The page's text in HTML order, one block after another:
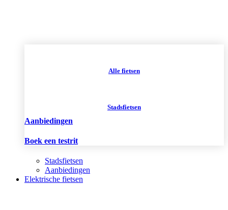
Alle fietsen
Stadsfietsen
Aanbiedingen
Boek een testrit
Stadsfietsen
Aanbiedingen
Elektrische fietsen